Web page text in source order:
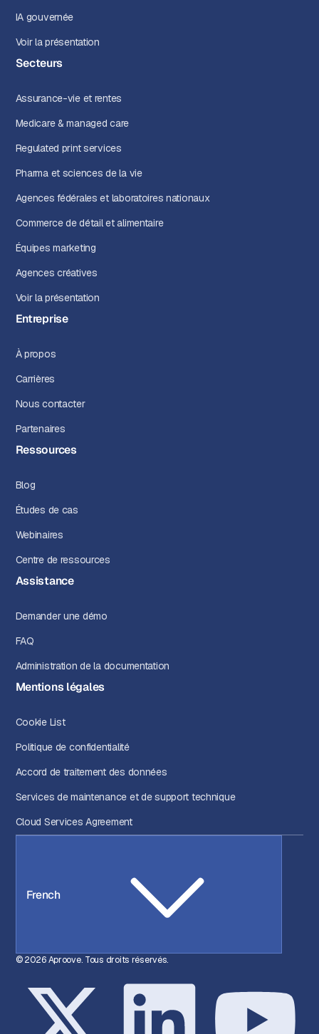
IA gouvernée
Voir la présentation
Secteurs
Assurance-vie et rentes
Medicare & managed care
Regulated print services
Pharma et sciences de la vie
Agences fédérales et laboratoires nationaux
Commerce de détail et alimentaire
Équipes marketing
Agences créatives
Voir la présentation
Entreprise
À propos
Carrières
Nous contacter
Partenaires
Ressources
Blog
Études de cas
Webinaires
Centre de ressources
Assistance
Demander une démo
FAQ
Administration de la documentation
Mentions légales
Cookie List
Politique de confidentialité
Accord de traitement des données
Services de maintenance et de support technique
Cloud Services Agreement
French
© 2026 Aproove. Tous droits réservés.